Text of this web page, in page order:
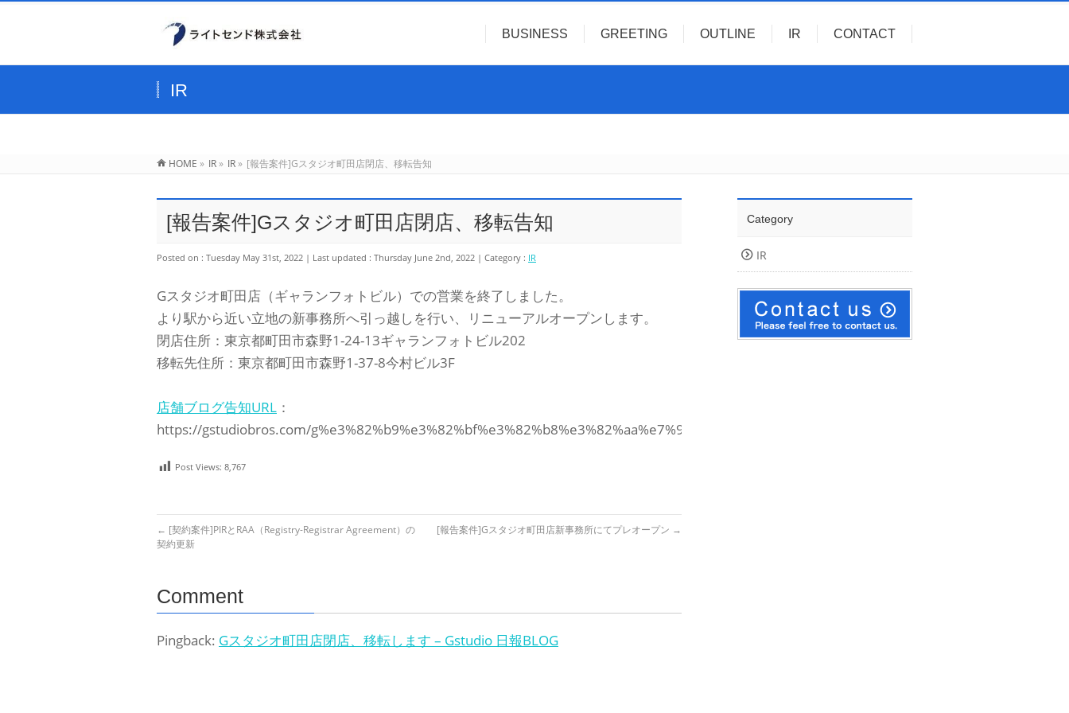
BUSINESS GREETING OUTLINE IR CONTACT
IR
HOME » IR» IR» [報告案件]Gスタジオ町田店閉店、移転告知
[報告案件]Gスタジオ町田店閉店、移転告知
Posted on : Tuesday May 31st, 2022 Last updated : Thursday June 2nd, 2022 Category : IR
Gスタジオ町田店（ギャランフォトビル）での営業を終了しました。
より駅から近い立地の新事務所へ引っ越しを行い、リニューアルオープンします。
閉店住所：東京都町田市森野1-24-13ギャランフォトビル202
移転先住所：東京都町田市森野1-37-8今村ビル3F
店舗ブログ告知URL ：
https://gstudiobros.com/
Post Views: 8,767
← [契約案件]PIRとRAA（Registry-Registrar Agreement）の
契約更新
[報告案件]Gスタジオ町田店新事務所にてプレオープン →
Comment
Pingback: Gスタジオ町田店閉店、移転します – Gstudio 日報BLOG
Category
IR